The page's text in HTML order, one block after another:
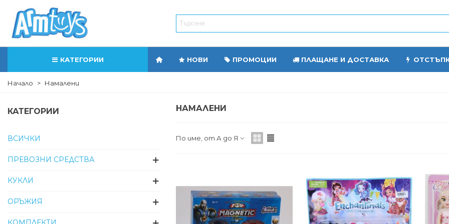
КАТЕГОРИИ НОВИ ПРОМОЦИИ ПЛАЩАНЕ И ДОСТАВКА
Начало > Намалени
КАТЕГОРИИ
ВСИЧКИ
ПРЕВОЗНИ СРЕДСТВА
КУКЛИ
ОРЪЖИЯ
НАМАЛЕНИ
По име, от А до Я